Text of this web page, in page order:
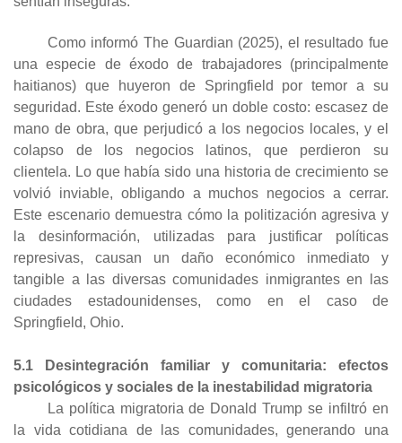
Como informó The Guardian (2025), el resultado fue
una especie de éxodo de trabajadores (principalmente
haitianos) que huyeron de Springfield por temor a su
seguridad. Este éxodo generó un doble costo: escasez de
mano de obra, que perjudicó a los negocios locales, y el
colapso de los negocios latinos, que perdieron su
clientela. Lo que había sido una historia de crecimiento se
volvió inviable, obligando a muchos negocios a cerrar.
Este escenario demuestra cómo la politización agresiva y
la desinformación, utilizadas para justificar políticas
represivas, causan un daño económico inmediato y
tangible a las diversas comunidades inmigrantes en las
ciudades estadounidenses, como en el caso de
Springfield, Ohio.
5.1 Desintegración familiar y comunitaria: efectos
psicológicos y sociales de la inestabilidad migratoria
La política migratoria de Donald Trump se infiltró en
la vida cotidiana de las comunidades, generando una